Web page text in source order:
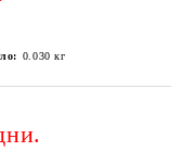
0.030 кг